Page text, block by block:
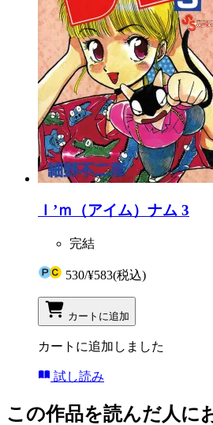
Ｉ’ｍ（アイム）ナム 3
完結
530/¥583(税込)
カートに追加
カートに追加しました
試し読み
この作品を読んだ人に